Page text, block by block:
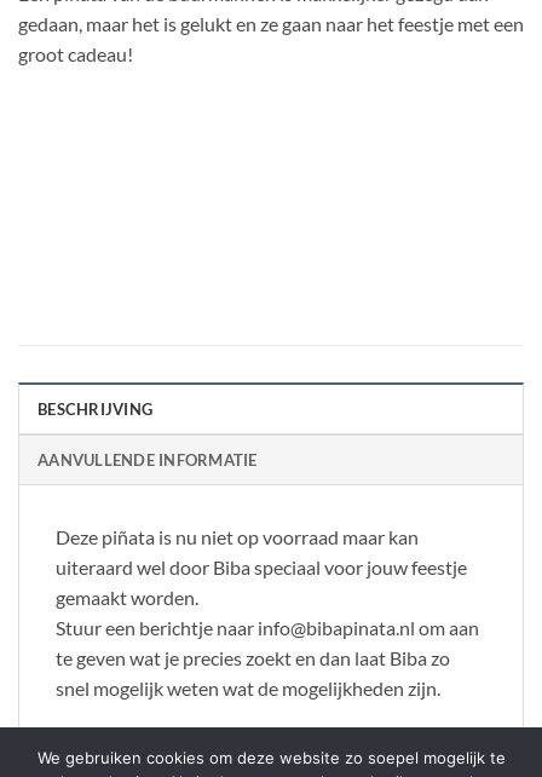
gedaan, maar het is gelukt en ze gaan naar het feestje met een
groot cadeau!
BESCHRIJVING
AANVULLENDE INFORMATIE
Deze piñata is nu niet op voorraad maar kan
uiteraard wel door Biba speciaal voor jouw feestje
gemaakt worden.
Stuur een berichtje naar info@bibapinata.nl om aan
te geven wat je precies zoekt en dan laat Biba zo
snel mogelijk weten wat de mogelijkheden zijn.
We gebruiken cookies om deze website zo soepel mogelijk te